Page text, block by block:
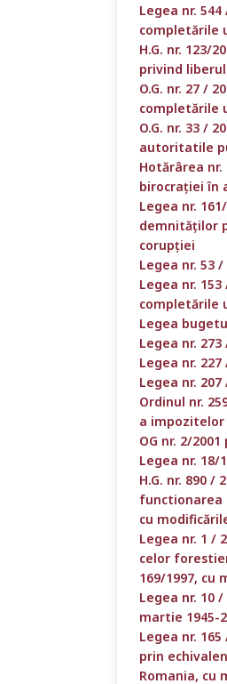
Legea nr.
completările
H.G. nr. 123/
privind
O.G. nr. 27 /
completările
O.G. nr. 33 /
autoritatile
Hotărârea
birocrației în
Legea nr.
demnităților
corupției
Legea nr. 53
Legea nr.
completările
Legea
Legea nr.
Legea nr.
Legea nr.
Ordinul nr.
a impozitelor
OG nr. 2/
Legea nr.
H.G. nr. 890
functionarea
cu
Legea nr. 1 /
celor
169/1997, cu
Legea nr. 10
martie 1945-
Legea nr.
prin
Romania, cu